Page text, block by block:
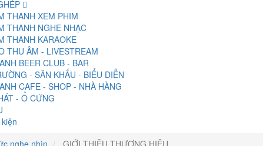
THANH XEM PHIM
THANH NGHE NHẠC
THANH KARAOKE
THU ÂM - LIVESTREAM
BEER CLUB - BAR
- SÂN KHẤU - BIỂU DIỄN
CAFE - SHOP - NHÀ HÀNG
- Ổ CỨNG
nghe nhìn GIỚI THIỆU THƯƠNG HIỆU